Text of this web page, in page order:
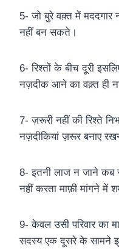
5- जो बुरे वक़्त में मददगार
नहीं बन सकते।
6- रिश्तों के बीच दूरी
नज़दीक आने का वक़्त ही
7- ज़रूरी नहीं की रिश्ते
नज़दीकियां ज़रूर बनाए
8- इतनी लाज न जाने कब
नहीं करता माफ़ी मांगने में
9- केवल उसी परिवार का
सदस्य एक दूसरे के सामने